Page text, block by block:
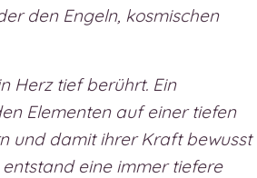
den Engeln, kosmischen
Herz tief berührt. Ein
Elementen auf einer tiefen
und damit ihrer Kraft bewusst
eine immer tiefere